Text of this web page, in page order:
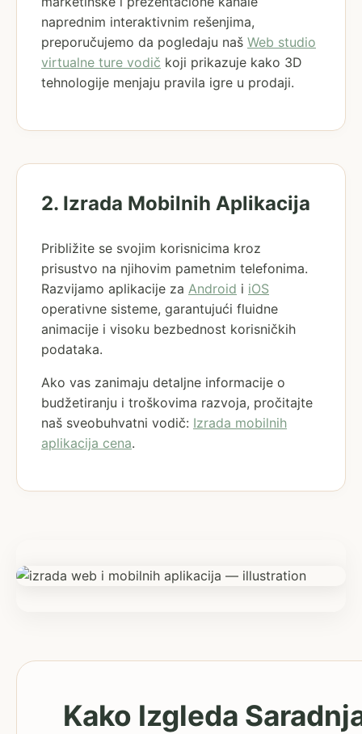
naprednim interaktivnim rešenjima,
preporučujemo da pogledaju naš Web studio
virtualne ture vodič koji prikazuje kako 3D
tehnologije menjaju pravila igre u prodaji.
2. Izrada Mobilnih Aplikacija
Približite se svojim korisnicima kroz
prisustvo na njihovim pametnim telefonima.
Razvijamo aplikacije za Android i iOS
operativne sisteme, garantujući fluidne
animacije i visoku bezbednost korisničkih
podataka.
Ako vas zanimaju detaljne informacije o
budžetiranju i troškovima razvoja, pročitajte
naš sveobuhvatni vodič: Izrada mobilnih
aplikacija cena.
Kako Izgleda